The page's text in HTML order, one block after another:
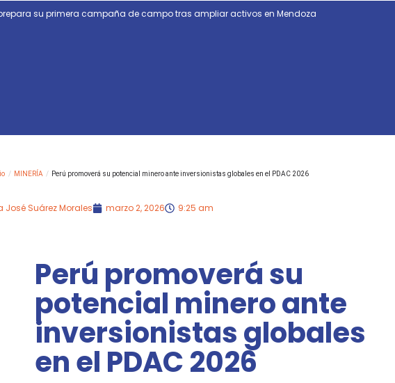
su primera campaña de campo tras ampliar activos en Mendoza
/ MINERÍA / Perú promoverá su potencial minero ante inversionistas globales en el PDAC 2026
José Suárez Morales marzo 2, 2026 9:25 am
Perú promoverá su
potencial minero ante
inversionistas globales
en el PDAC 2026